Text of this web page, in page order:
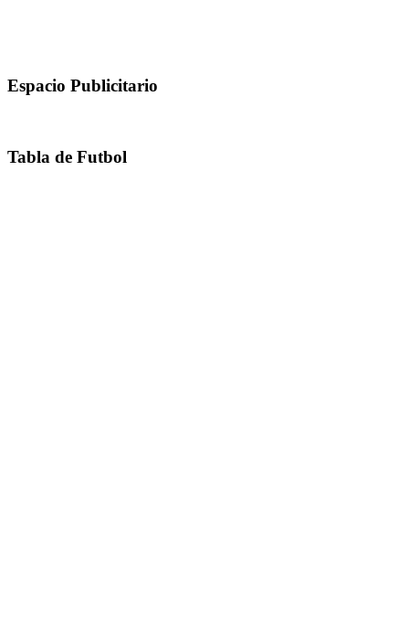
Espacio Publicitario
Tabla de Futbol